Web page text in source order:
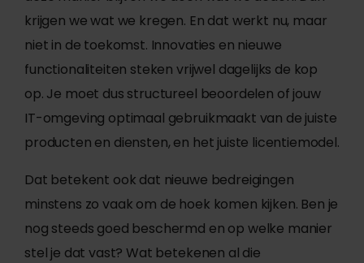
krijgen we wat we kregen. En dat werkt nu, maar
niet in de toekomst. Innovaties en nieuwe
functionaliteiten steken vrijwel dagelijks de kop
op. Je moet dus structureel beoordelen of jouw
IT-omgeving optimaal gebruikmaakt van de juiste
producten en diensten, en het juiste licentiemodel.
Dat betekent ook dat nieuwe bedreigingen
minstens zo vaak om de hoek komen kijken. Ben je
nog steeds goed beschermd en op welke manier
stel je dat vast? Wat betekenen al die